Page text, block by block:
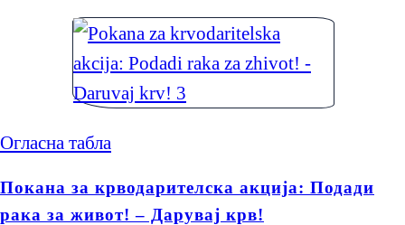
Огласна табла
Покана за крводарителска акција: Подади
рака за живот! – Дарувај крв!